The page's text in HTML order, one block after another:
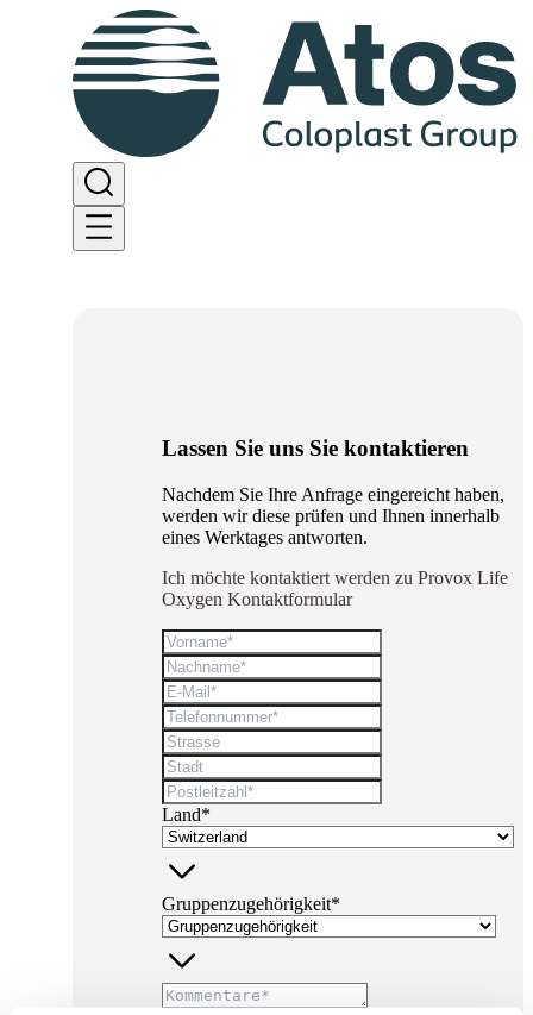
Lassen Sie uns Sie kontaktieren
Nachdem Sie Ihre Anfrage eingereicht haben,
werden wir diese prüfen und Ihnen innerhalb
eines Werktages antworten.
Ich möchte kontaktiert werden zu Provox Life
Oxygen Kontaktformular
Land*
Gruppenzugehörigkeit*